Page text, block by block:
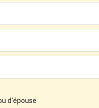
d'épouse